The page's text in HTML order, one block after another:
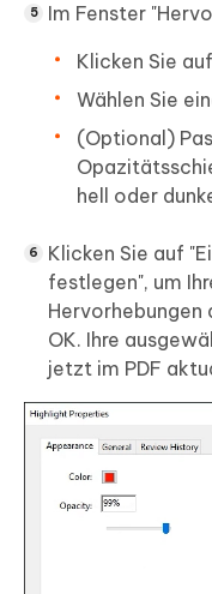
Im Fenster
Klicken Sie
Wählen Sie
(Optional)
hell oder
Klicken Sie auf
festlegen", um
Hervorhebungen
OK. Ihre
jetzt im PDF